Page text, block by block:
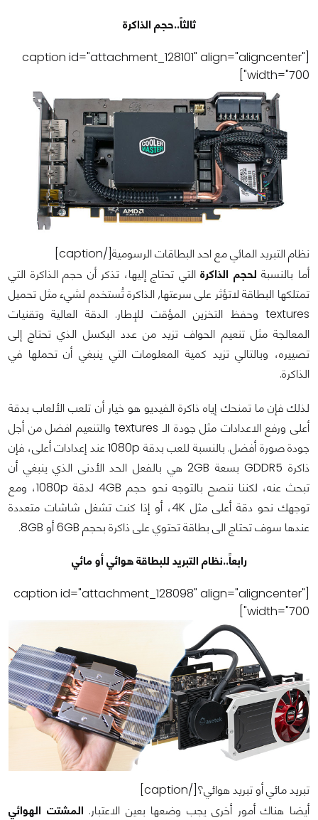
ثالثاً..حجم الذاكرة
[caption id="attachment_128101" align="aligncenter"
width="700"]
نظام التبريد المائي مع احد البطاقات الرسومية[/caption]
أما بالنسبة لحجم الذاكرةالتي تحتاج إليها، تذكر أن حجم الذاكرة التي
تمتلكها البطاقة لاتؤثر على سرعتها, الذاكرة تُستخدم لشيء مثل تحميل
textures وحفظ التخزين المؤقت للإطار. الدقة العالية وتقنيات
المعالجة مثل تنعيم الحواف تزيد من عدد البكسل الذي تحتاج إلى
تصييره، وبالتالي تزيد كمية المعلومات التي ينبغي أن تحملها في
الذاكرة.
لذلك فإن ما تمنحك إياه ذاكرة الفيديو هو خيار أن تلعب الألعاب بدقة
أعلى ورفع الاعدادات مثل جودة الـ textures والتنعيم افضل من أجل
جودة صورة أفضل. بالنسبة للعب بدقة 1080p عند إعدادات أعلى، فإن
ذاكرة GDDR5 بسعة 2GB هي بالفعل الحد الأدنى الذي ينبغي أن
تبحث عنه، لكننا ننصح بالتوجه نحو حجم 4GB لدقة 1080p، ومع
توجهك نحو دقة أعلى مثل 4K، أو إذا كنت تشغل شاشات متعددة
عندها سوف تحتاج الى بطاقة تحتوي على ذاكرة بحجم 6GB أو 8GB.
رابعاً..نظام التبريد للبطاقة هوائي أو مائي
[caption id="attachment_128098" align="aligncenter"
width="700"]
تبريد مائي أو تبريد هوائي؟[/caption]
أيضا هناك أمور أخرى يجب وضعها بعين الاعتبار. المشتت الهوائي